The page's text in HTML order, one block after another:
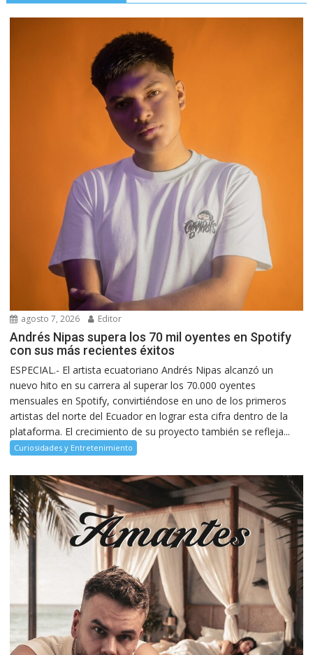
agosto 7, 2026 Editor
Andrés Nipas supera los 70 mil oyentes en Spotify
con sus más recientes éxitos
ESPECIAL.- El artista ecuatoriano Andrés Nipas alcanzó un
nuevo hito en su carrera al superar los 70.000 oyentes
mensuales en Spotify, convirtiéndose en uno de los primeros
artistas del norte del Ecuador en lograr esta cifra dentro de la
plataforma. El crecimiento de su proyecto también se refleja...
Curiosidades y Entretenimiento